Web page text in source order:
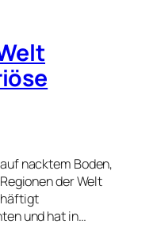
nacktem Boden,
der Welt
und hat in…